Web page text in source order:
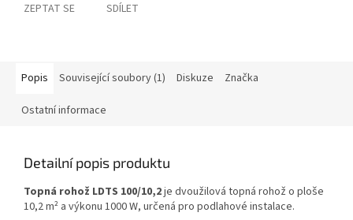
ZEPTAT SE SDÍLET
Popis Související soubory (1) Diskuze Značka
Ostatní informace
Detailní popis produktu
Topná rohož LDTS 100/10,2je dvoužilová topná rohož o ploše
10,2 m² a výkonu 1000 W, určená pro podlahové instalace.